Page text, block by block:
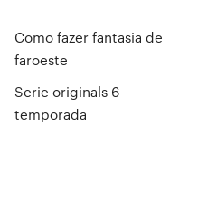
Como fazer fantasia de
faroeste
Serie originals 6
temporada